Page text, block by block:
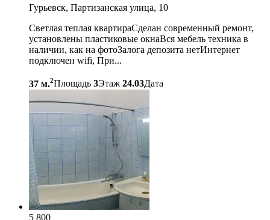
Гурьевск, Партизанская улица, 10
Светлая теплая квартираСделан современный ремонт,
установлены пластиковые окнаВся мебель техника в
наличии, как на фотоЗалога депозита нетИнтернет
подключен wifi, При...
37 м.2Площадь 3Этаж 24.03Дата
5 800